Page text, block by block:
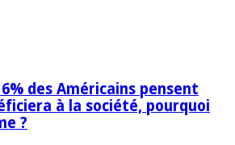
des Américains pensent
à la société, pourquoi
?